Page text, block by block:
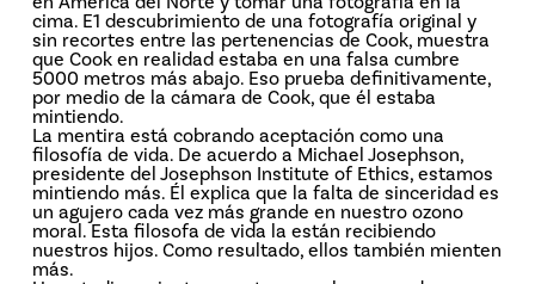
cima. E1 descubrimiento de una fotografía original y
sin recortes entre las pertenencias de Cook, muestra
que Cook en realidad estaba en una falsa cumbre
5000 metros más abajo. Eso prueba definitivamente,
por medio de la cámara de Cook, que él estaba
mintiendo.
La mentira está cobrando aceptación como una
filosofía de vida. De acuerdo a Michael Josephson,
presidente del Josephson Institute of Ethics, estamos
mintiendo más. Él explica que la falta de sinceridad es
un agujero cada vez más grande en nuestro ozono
moral. Esta filosofa de vida la están recibiendo
nuestros hijos. Como resultado, ellos también mienten
más.